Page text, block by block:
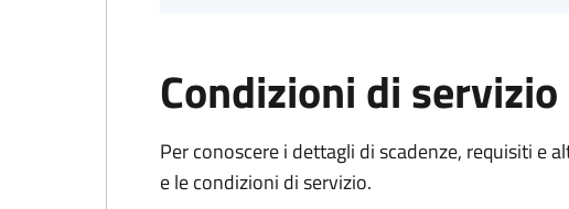
Condizioni di servizio
Per conoscere i dettagli di scadenze, requisiti e
e le condizioni di servizio.